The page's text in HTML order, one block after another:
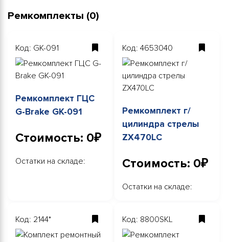
Ремкомплекты (0)
Код: GK-091
Ремкомплект ГЦС
G-Brake GK-091
Стоимость: 0₽
Остатки на складе:
Код: 4653040
Ремкомплект г/
цилиндра стрелы
ZX470LC
Стоимость: 0₽
Остатки на складе:
Код: 2144* Код: 8800SKL